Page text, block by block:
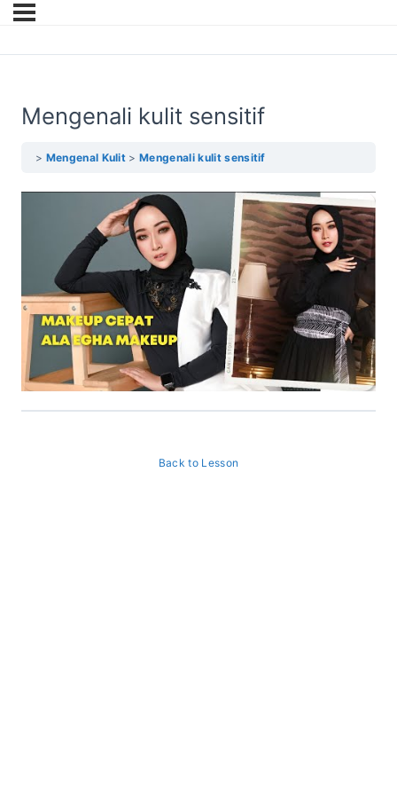
Mengenali kulit sensitif
Mengenal Kulit Mengenali kulit sensitif
Back to Lesson